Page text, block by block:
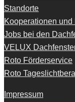
Standorte
Kooperationen und
Jobs bei den
VELUX
Roto Förderservice
Roto
Impressum